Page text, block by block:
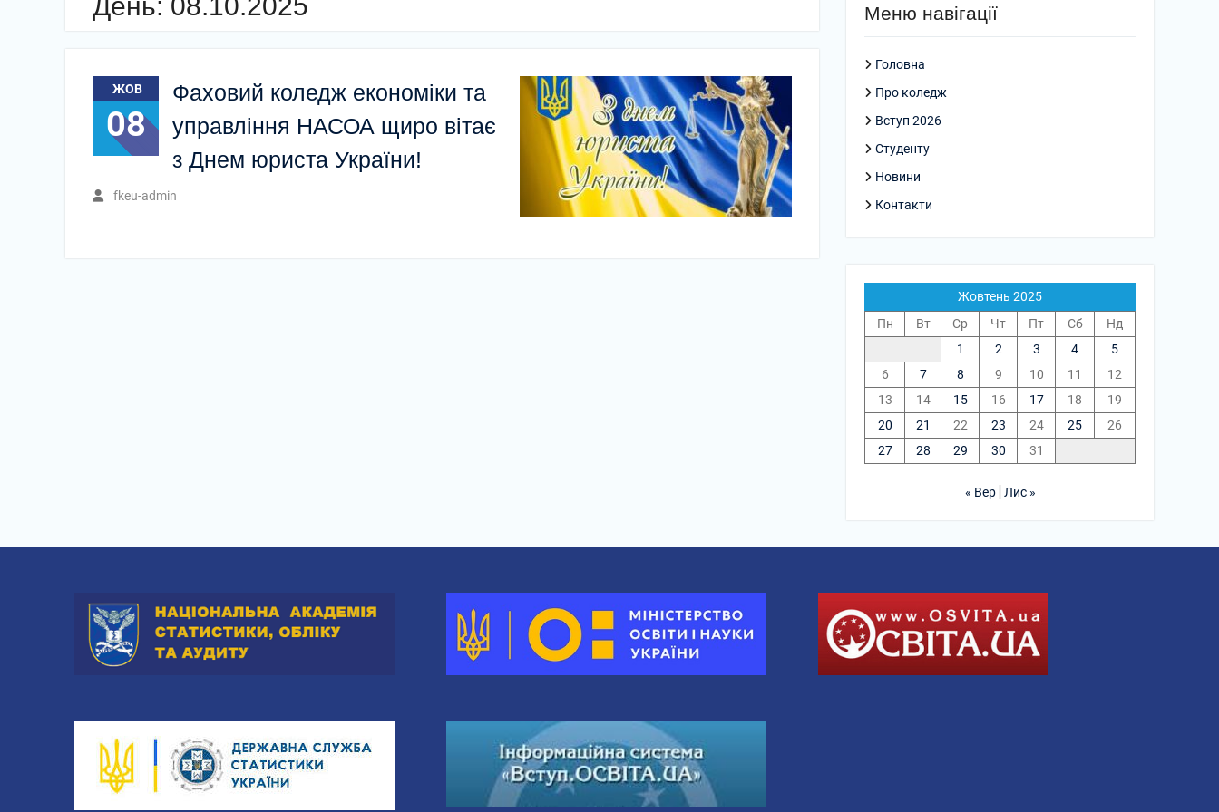
День: 08.10.2025
ЖОВ
08
Фаховий коледж економіки та
управління НАСОА щиро вітає
з Днем юриста України!
fkeu-admin
Меню навігації
Головна
Про коледж
Вступ 2026
Студенту
Новини
Контакти
Жовтень 2025
Пн
Вт Ср Чт Пт Сб
Нд
1
2 3 4
5
6
7 8 9 10 11
12
13
14 15 16 17 18
19
20
21 22 23 24 25
26
27
28 29 30 31
« Вер Лис »